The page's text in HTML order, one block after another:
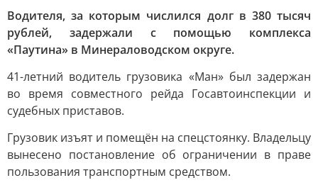
Водителя, за которым числился долг в 380 тысяч
рублей, задержали с помощью комплекса
«Паутина» в Минераловодском округе.
41-летний водитель грузовика «Ман» был задержан
во время совместного рейда Госавтоинспекции и
судебных приставов.
Грузовик изъят и помещён на спецстоянку. Владельцу
вынесено постановление об ограничении в праве
пользования транспортным средством.